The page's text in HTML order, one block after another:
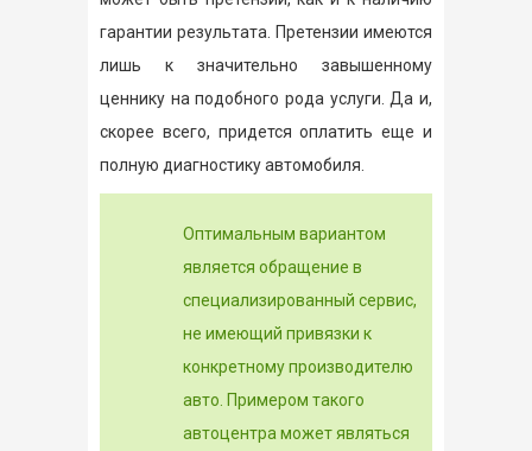
гарантии результата. Претензии имеются
лишь к значительно завышенному
ценнику на подобного рода услуги. Да и,
скорее всего, придется оплатить еще и
полную диагностику автомобиля.
Оптимальным вариантом
является обращение в
специализированный сервис,
не имеющий привязки к
конкретному производителю
авто. Примером такого
автоцентра может являться